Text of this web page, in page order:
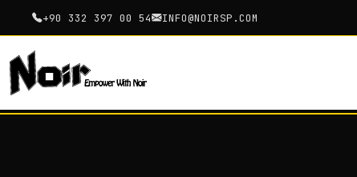
+90 332 397 00 54 INFO@NOIRSP.COM